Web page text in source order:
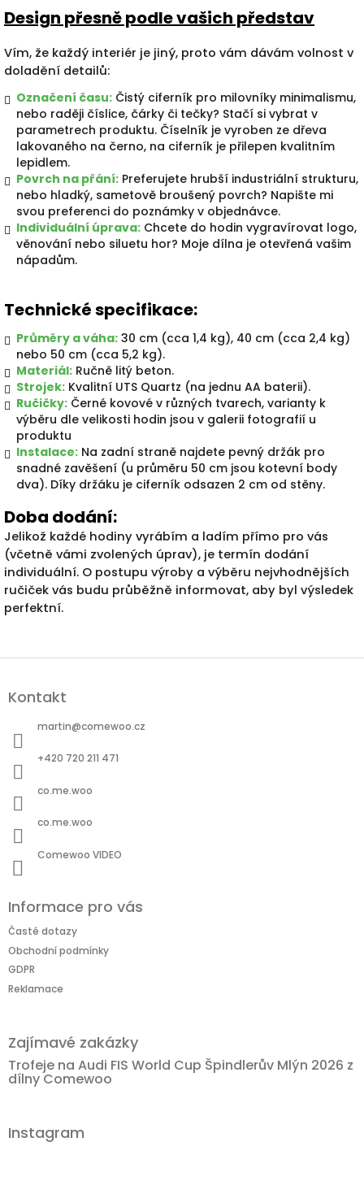
Design přesně podle vašich představ
Vím, že každý interiér je jiný, proto vám dávám volnost v
doladění detailů:
Označení času: Čistý ciferník pro milovníky minimalismu,
nebo raději číslice, čárky či tečky? Stačí si vybrat v
parametrech produktu. Číselník je vyroben ze dřeva
lakovaného na černo, na ciferník je přilepen kvalitním
lepidlem.
Povrch na přání: Preferujete hrubší industriální strukturu,
nebo hladký, sametově broušený povrch? Napište mi
svou preferenci do poznámky v objednávce.
Individuální úprava: Chcete do hodin vygravírovat logo,
věnování nebo siluetu hor? Moje dílna je otevřená vašim
nápadům.
Technické specifikace:
Průměry a váha: 30 cm (cca 1,4 kg), 40 cm (cca 2,4 kg)
nebo 50 cm (cca 5,2 kg).
Materiál: Ručně litý beton.
Strojek: Kvalitní UTS Quartz (na jednu AA baterii).
Ručičky: Černé kovové v různých tvarech, varianty k
výběru dle velikosti hodin jsou v galerii fotografií u
produktu
Instalace: Na zadní straně najdete pevný držák pro
snadné zavěšení (u průměru 50 cm jsou kotevní body
dva). Díky držáku je ciferník odsazen 2 cm od stěny.
Doba dodání:
Jelikož každé hodiny vyrábím a ladím přímo pro vás
(včetně vámi zvolených úprav), je termín dodání
individuální. O postupu výroby a výběru nejvhodnějších
ručiček vás budu průběžně informovat, aby byl výsledek
perfektní.
Z
pKontakt
martin@comewoo.cz
+420 720 211 471
co.me.woo
co.me.woo
Comewoo VIDEO
Informace pro vás
Časté dotazy
Obchodní podmínky
GDPR
Reklamace
Zajímavé zakázky
Trofeje na Audi FIS World Cup Špindlerův Mlýn 2026 z
dílny Comewoo
Instagram